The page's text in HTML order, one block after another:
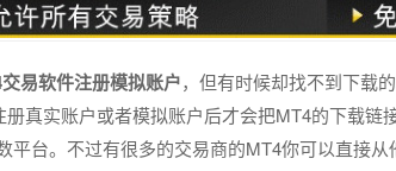
易软件注册模拟账户，但有时候却找不到下载
真实账户或者模拟账户后才会把MT4的下载链
平台。不过有很多的交易商的MT4你可以直接从